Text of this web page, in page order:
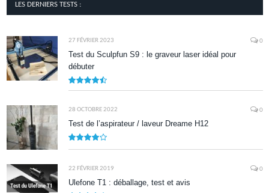
LES DERNIERS TESTS :
27 FÉVRIER 2023 0
Test du Sculpfun S9 : le graveur laser idéal pour
débuter
28 OCTOBRE 2022 0
Test de l’aspirateur / laveur Dreame H12
22 FÉVRIER 2019 0
Ulefone T1 : déballage, test et avis